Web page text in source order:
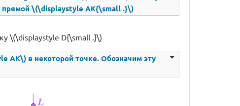
\(\displaystyle AK{\small .}\)
\(\displaystyle D{\small .}\)
AK\) в некоторой точке. Обозначим эту